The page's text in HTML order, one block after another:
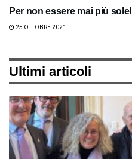
Per non essere mai più sole!
25 OTTOBRE 2021
Ultimi articoli